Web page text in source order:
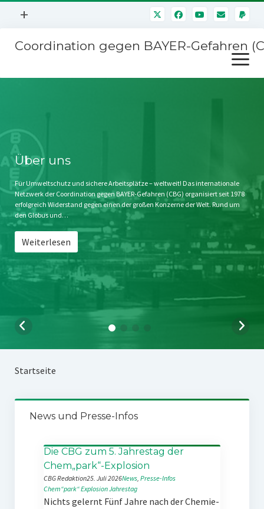
Menü
+
Mitmachen
Kontakt
Impressum
Störfälle
Coordination gegen BAYER-Gefahren
Menü
öffnen
Stichwort BAYER
Jahrestagung
SPENDEN
Über uns
Für Umweltschutz und sichere Arbeitsplätze – weltweit! Das internationale
Netzwerk der Coordination gegen BAYER-Gefahren (CBG) organisiert seit 1978
erfolgreich Widerstand gegen einen der großen Konzerne der Welt. Rund um
den Globus und…
Weiterlesen
Startseite
News und Presse-Infos
Die CBG zum 5. Jahrestag der
Chem„park“-Explosion
CBG Redaktion25. Juli 2026News, Presse-Infos
Chem“park“ExplosionJahrestag
Nichts gelernt Fünf Jahre nach der Chemie-